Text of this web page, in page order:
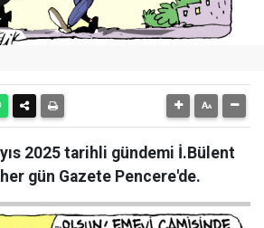
2025 tarihli gündemi İ.Bülent
gün Gazete Pencere'de.